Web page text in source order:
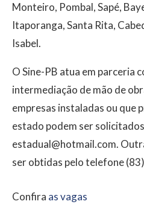
Monteiro, Pombal, Sapé,
Itaporanga, Santa Rita,
Isabel.
O Sine-PB atua em parceria
intermediação de mão de
empresas instaladas ou que
estado podem ser
estadual@hotmail.com.
ser obtidas pelo telefone
Confira as vagas